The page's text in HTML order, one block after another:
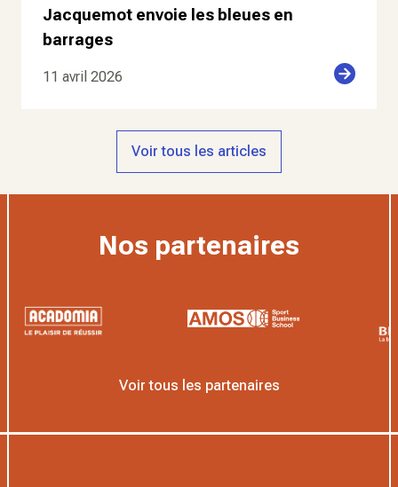
Jacquemot envoie les bleues en
barrages
11 avril 2026
Voir tous les articles
Nos partenaires
Voir tous les partenaires